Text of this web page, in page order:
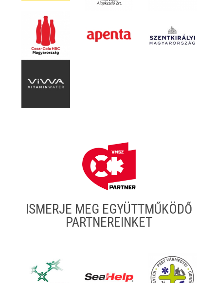
ISMERJE MEG EGYÜTTMŰKÖDŐ
PARTNEREINKET